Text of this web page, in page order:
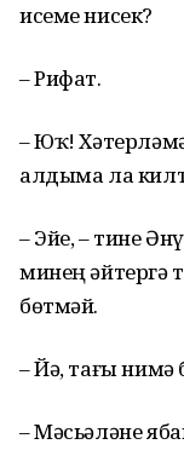
исеме нисек?
– Рифат.
– Юҡ!
алдыма ла
– Эйе, – тине
минең әйтергә
бөтмәй.
– Йә, тағы нимә
– Мәсьәләне